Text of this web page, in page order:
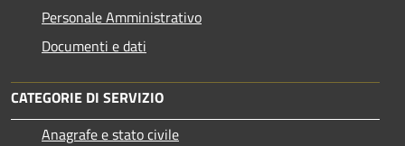
Personale Amministrativo
Documenti e dati
CATEGORIE DI SERVIZIO
Anagrafe e stato civile